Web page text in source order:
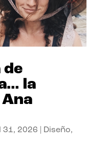
de
la
31, 2026 Diseño,